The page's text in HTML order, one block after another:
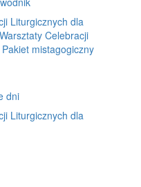
Liturgicznych dla
Celebracji
mistagogiczny
dni
Liturgicznych dla